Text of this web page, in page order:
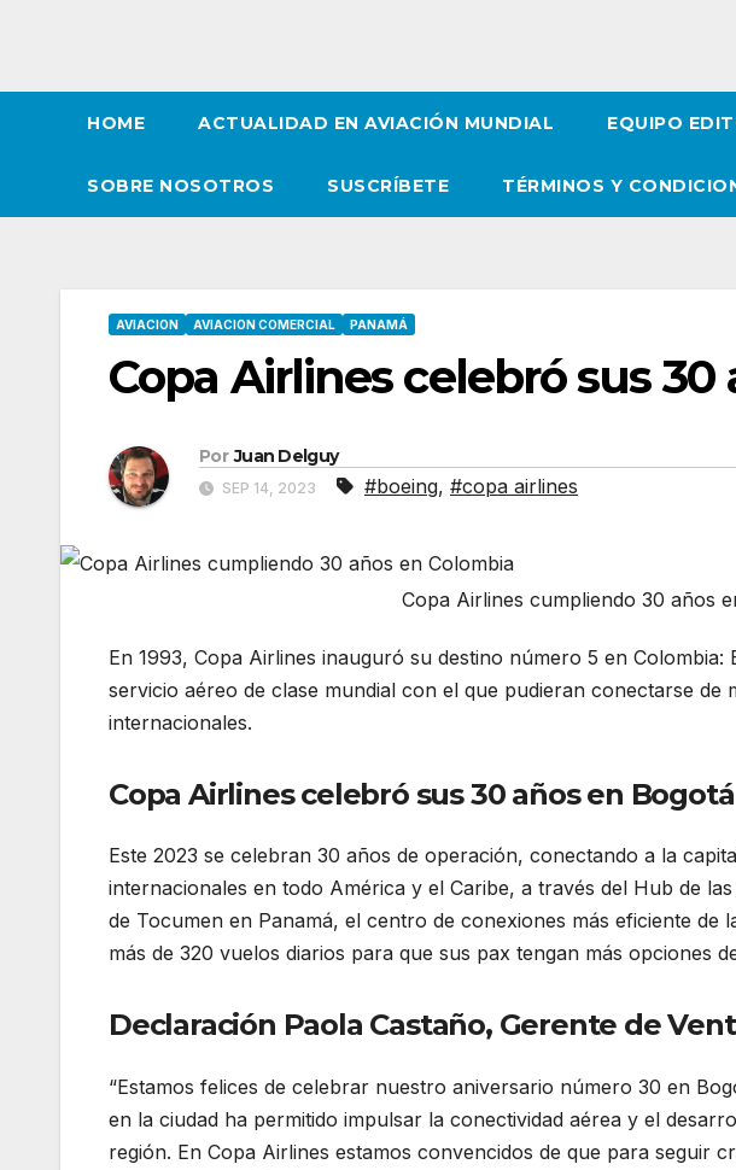
HOME ACTUALIDAD EN AVIACIÓN MUNDIAL EQUIPO
SOBRE NOSOTROS SUSCRÍBETE TÉRMINOS Y
AVIACION AVIACION COMERCIAL PANAMÁ
Copa Airlines celebró sus
Por Juan Delguy
SEP 14, 2023 #boeing, #copa airlines
Copa Airlines cumpliendo 30 años
En 1993, Copa Airlines inauguró su destino número 5 en
servicio aéreo de clase mundial con el que pudieran conectarse de
internacionales.
Copa Airlines celebró sus 30 años en Bogotá
Este 2023 se celebran 30 años de operación, conectando a la
internacionales en todo América y el Caribe, a través del Hub de
de Tocumen en Panamá, el centro de conexiones más eficiente de
más de 320 vuelos diarios para que sus pax tengan más opciones
Declaración Paola Castaño, Gerente de
“Estamos felices de celebrar nuestro aniversario número 30 en
en la ciudad ha permitido impulsar la conectividad aérea y el
región. En Copa Airlines estamos convencidos de que para seguir